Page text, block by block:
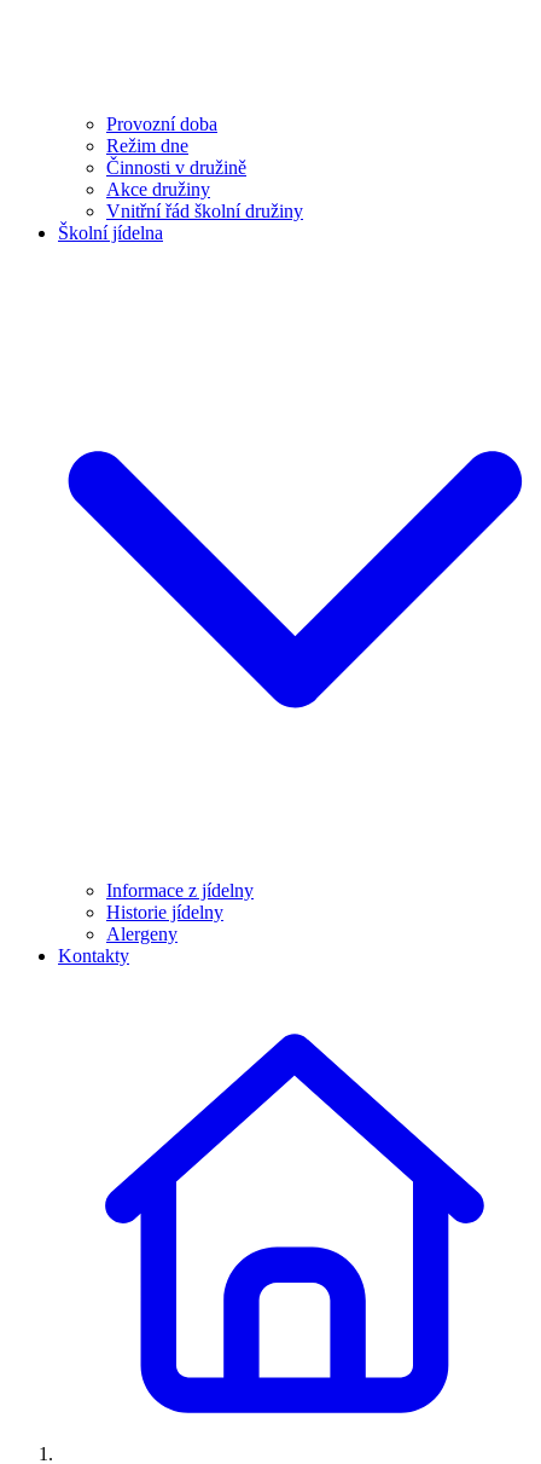
Provozní doba
Režim dne
Činnosti v družině
Akce družiny
Vnitřní řád školní družiny
Školní jídelna
Informace z jídelny
Historie jídelny
Alergeny
Kontakty